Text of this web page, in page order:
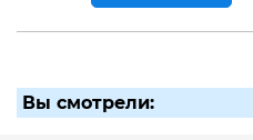
Вы смотрели: